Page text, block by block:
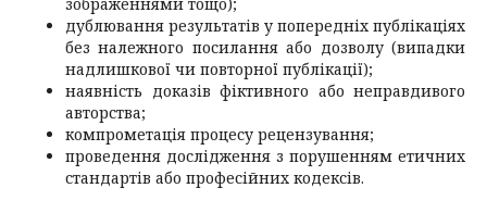
дублювання результатів у попередніх публікаціях
без належного посилання або дозволу (випадки
надлишкової чи повторної публікації);
наявність доказів фіктивного або неправдивого
авторства;
компрометація процесу рецензування;
проведення дослідження з порушенням етичних
стандартів або професійних кодексів.